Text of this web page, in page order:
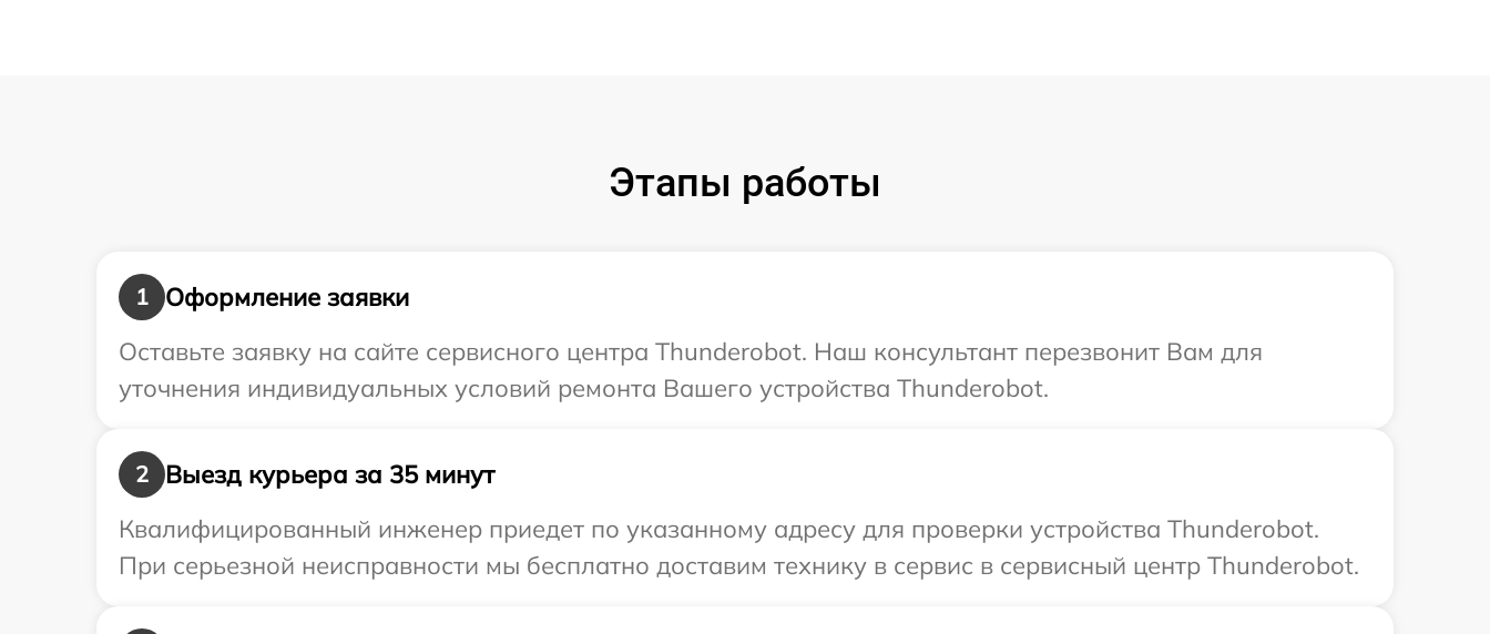
Этапы работы
1
Оформление заявки
Оставьте заявку на сайте сервисного центра Thunderobot. Наш консультант перезвонит Вам для
уточнения индивидуальных условий ремонта Вашего устройства Thunderobot.
2
Выезд курьера за 35 минут
Квалифицированный инженер приедет по указанному адресу для проверки устройства Thunderobot.
При серьезной неисправности мы бесплатно доставим технику в сервис в сервисный центр Thunderobot.